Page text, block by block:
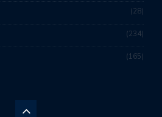
28
234
165